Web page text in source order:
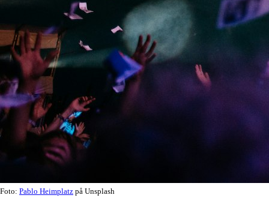
Foto: Pablo Heimplatz på Unsplash